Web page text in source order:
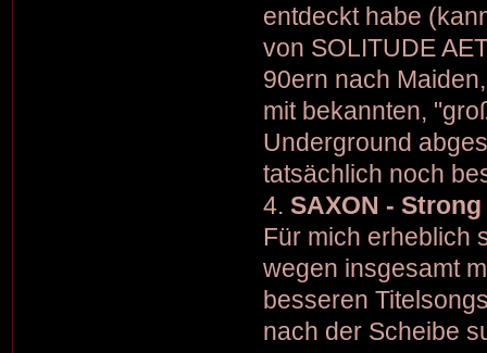
entdeckt habe
von SOLITUDE
90ern nach
mit bekannten,
Underground
tatsächlich noch
4.SAXON -
Für mich erheblich
wegen insgesamt
besseren
nach der Scheibe